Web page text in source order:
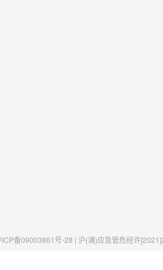
备09003861号-28 | 沪(浦)应急管危经许